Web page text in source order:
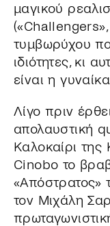
μαγικού
τυμβωρύχου
ιδιότητες, κι
είναι η
Λίγο πριν
απολαυστική
Καλοκαίρι
Cinobo το
«Απόστρατος»
τον Μιχάλη